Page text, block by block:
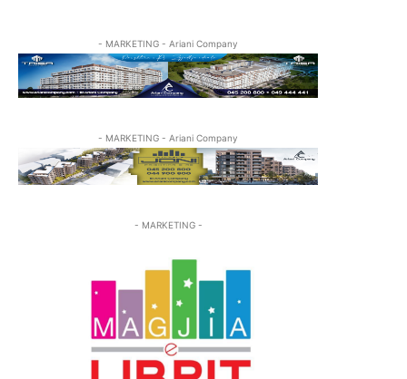
- MARKETING - Ariani Company
- MARKETING - Ariani Company
- MARKETING -